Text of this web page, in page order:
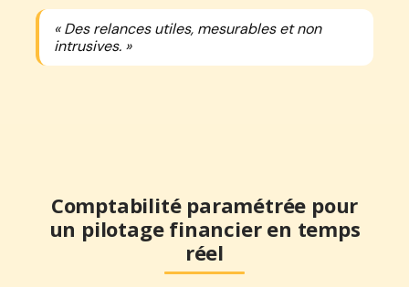
« Des relances utiles, mesurables et non
intrusives. »
Comptabilité paramétrée pour
un pilotage financier en temps
réel